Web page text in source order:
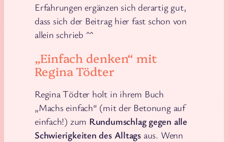
Erfahrungen ergänzen sich derartig gut,
dass sich der Beitrag hier fast schon von
allein schrieb ^^
„Einfach denken“ mit
Regina Tödter
Regina Tödter holt in ihrem Buch
„Machs einfach“ (mit der Betonung auf
einfach!) zum Rundumschlag gegen alle
Schwierigkeiten des Alltags aus. Wenn